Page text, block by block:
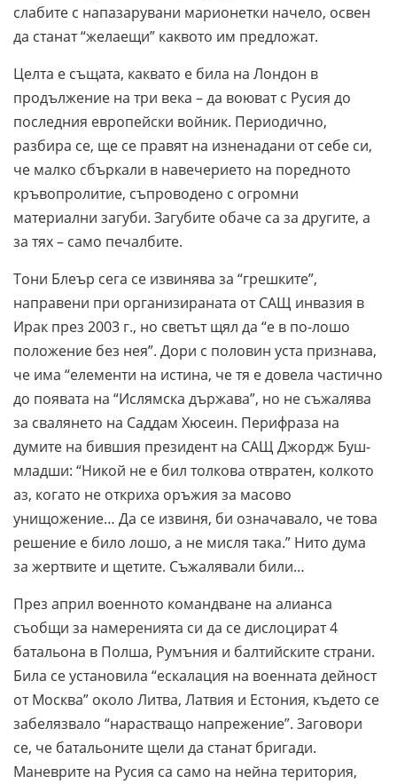
слабите с напазарувани марионетки начело, освен
да станат “желаещи” каквото им предложат.
Целта е същата, каквато е била на Лондон в
продължение на три века – да воюват с Русия до
последния европейски войник. Периодично,
разбира се, ще се правят на изненадани от себе си,
че малко сбъркали в навечерието на поредното
кръвопролитие, съпроводено с огромни
материални загуби. Загубите обаче са за другите, а
за тях – само печалбите.
Тони Блеър сега се извинява за “грешките”,
направени при организираната от САЩ инвазия в
Ирак през 2003 г., но светът щял да “е в по-лошо
положение без нея”. Дори с половин уста признава,
че има “елементи на истина, че тя е довела частично
до появата на “Ислямска държава”, но не съжалява
за свалянето на Саддам Хюсеин. Перифраза на
думите на бившия президент на САЩ Джордж Буш-
младши: “Никой не е бил толкова отвратен, колкото
аз, когато не откриха оръжия за масово
унищожение… Да се извиня, би означавало, че това
решение е било лошо, а не мисля така.” Нито дума
за жертвите и щетите. Съжалявали били…
През април военното командване на алианса
съобщи за намеренията си да се дислоцират 4
батальона в Полша, Румъния и балтийските страни.
Била се установила “ескалация на военната дейност
от Москва” около Литва, Латвия и Естония, където се
забелязвало “нарастващо напрежение”. Заговори
се, че батальоните щели да станат бригади.
Маневрите на Русия са само на нейна територия,